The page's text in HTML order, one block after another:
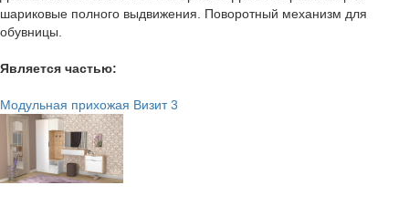
шариковые полного выдвижения. Поворотный механизм для
обувницы.
Является частью:
Модульная прихожая Визит 3